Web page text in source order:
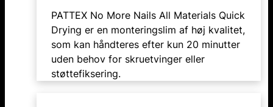
PATTEX No More Nails All Materials Quick
Drying er en monteringslim af høj kvalitet,
som kan håndteres efter kun 20 minutter
uden behov for skruetvinger eller
støttefiksering.